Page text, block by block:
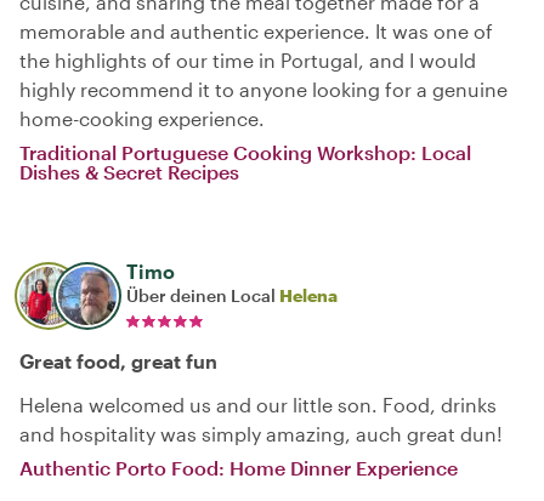
memorable and authentic experience. It was one of
the highlights of our time in Portugal, and I would
highly recommend it to anyone looking for a genuine
home-cooking experience.
Traditional Portuguese Cooking Workshop: Local
Dishes & Secret Recipes
Timo
Über deinen Local Helena
Great food, great fun
Helena welcomed us and our little son. Food, drinks
and hospitality was simply amazing, auch great dun!
Authentic Porto Food: Home Dinner Experience